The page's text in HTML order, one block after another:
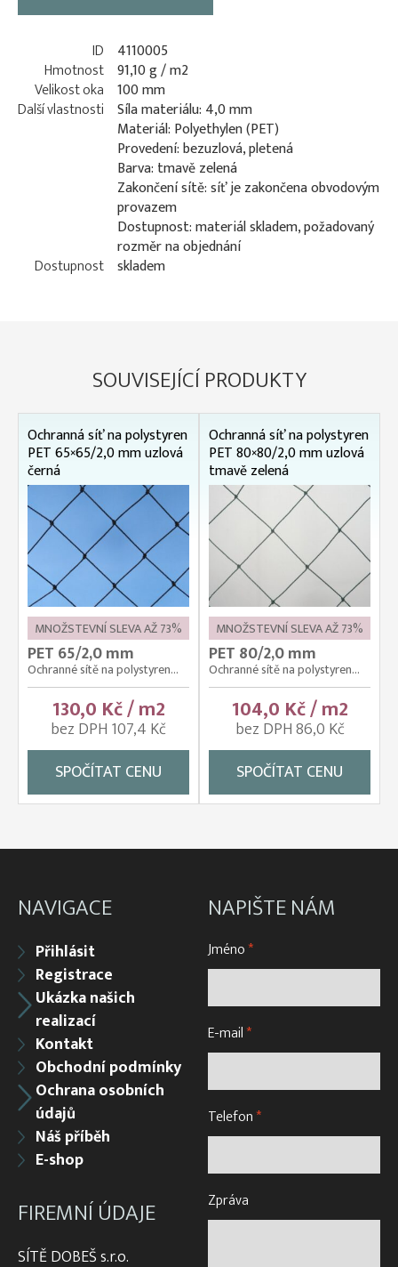
ID
4110005
Hmotnost 91,10 g / m2
Velikost oka 100 mm
Další vlastnosti Síla materiálu: 4,0 mm
Materiál: Polyethylen (PET)
Provedení: bezuzlová, pletená
Barva: tmavě zelená
Zakončení sítě: síť je zakončena obvodovým
provazem
Dostupnost: materiál skladem, požadovaný
rozměr na objednání
Dostupnost skladem
SOUVISEJÍCÍ PRODUKTY
Ochranná síť na polystyren
PET 65×65/2,0 mm uzlová
černá
MNOŽSTEVNÍ SLEVA AŽ 73%
PET 65/2,0 mm
Ochranné sítě na polystyren...
130,0 Kč / m2
bez DPH 107,4 Kč
SPOČÍTAT CENU
Ochranná síť na polystyren
PET 80×80/2,0 mm uzlová
tmavě zelená
MNOŽSTEVNÍ SLEVA AŽ 73%
PET 80/2,0 mm
Ochranné sítě na polystyren...
104,0 Kč / m2
bez DPH 86,0 Kč
SPOČÍTAT CENU
NAVIGACE
Přihlásit
Registrace
Ukázka našich
realizací
Kontakt
Obchodní podmínky
Ochrana osobních
údajů
Náš příběh
E-shop
FIREMNÍ ÚDAJE
SÍTĚ DOBEŠ s.r.o.
NAPIŠTE NÁM
Jméno*
E-mail*
Telefon*
Zpráva